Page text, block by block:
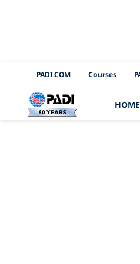
PADI
PADI.COM Courses
HOME